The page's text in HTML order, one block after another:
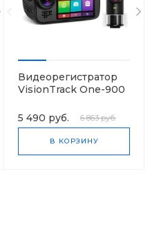
Видеорегистратор
VisionTrack One-900
5 490 руб. 6 863 руб.
В КОРЗИНУ